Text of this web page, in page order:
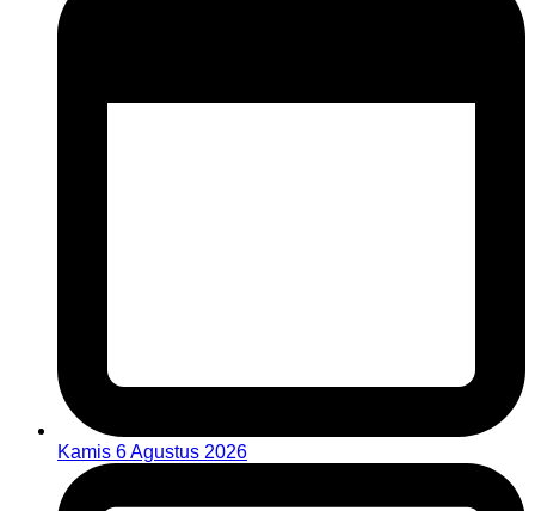
Kamis 6 Agustus 2026